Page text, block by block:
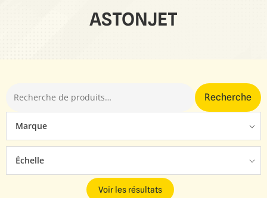
ASTONJET
Recherche
Marque
Échelle
Voir les résultats